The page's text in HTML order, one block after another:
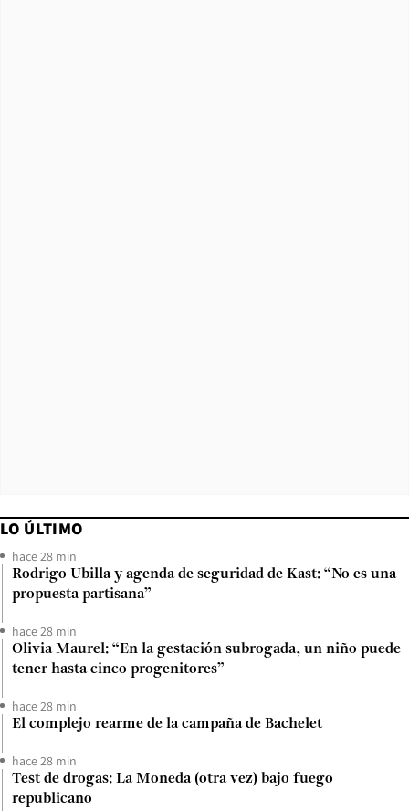
LO ÚLTIMO
hace 28 min
Rodrigo Ubilla y agenda de seguridad de Kast: “No es una
propuesta partisana”
hace 28 min
Olivia Maurel: “En la gestación subrogada, un niño puede
tener hasta cinco progenitores”
hace 28 min
El complejo rearme de la campaña de Bachelet
hace 28 min
Test de drogas: La Moneda (otra vez) bajo fuego
republicano